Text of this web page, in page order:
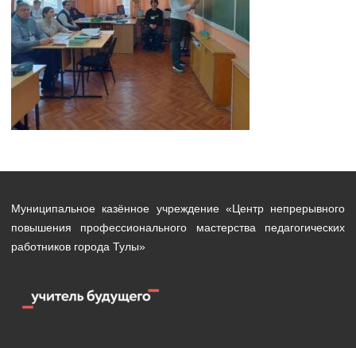
Муниципальное казённое учреждение «Центр непрерывного
повышения профессионального мастерства педагогических
работников города Тулы»